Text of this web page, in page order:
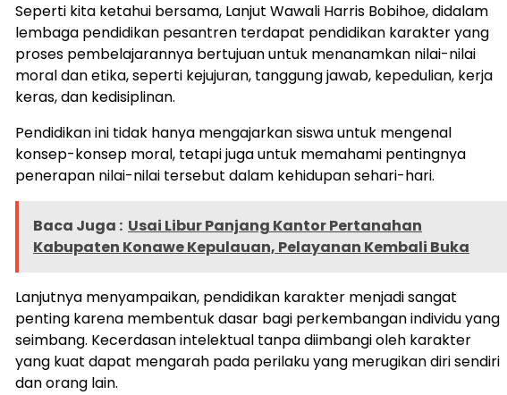
Seperti kita ketahui bersama, Lanjut Wawali Harris Bobihoe, didalam
lembaga pendidikan pesantren terdapat pendidikan karakter yang
proses pembelajarannya bertujuan untuk menanamkan nilai-nilai
moral dan etika, seperti kejujuran, tanggung jawab, kepedulian, kerja
keras, dan kedisiplinan.
Pendidikan ini tidak hanya mengajarkan siswa untuk mengenal
konsep-konsep moral, tetapi juga untuk memahami pentingnya
penerapan nilai-nilai tersebut dalam kehidupan sehari-hari.
Baca Juga : Usai Libur Panjang Kantor Pertanahan
Kabupaten Konawe Kepulauan, Pelayanan Kembali Buka
Lanjutnya menyampaikan, pendidikan karakter menjadi sangat
penting karena membentuk dasar bagi perkembangan individu yang
seimbang. Kecerdasan intelektual tanpa diimbangi oleh karakter
yang kuat dapat mengarah pada perilaku yang merugikan diri sendiri
dan orang lain.